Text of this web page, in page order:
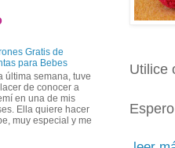
Utilice
Gratis de
para Bebes
última semana, tuve
de conocer a
en una de mis
Ella quiere hacer
muy especial y me